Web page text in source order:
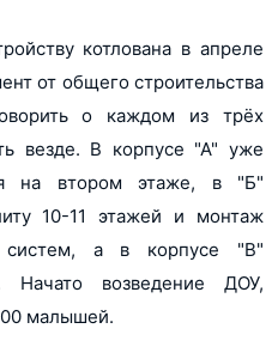
котлована в апреле
от общего строительства
о каждом из трёх
везде. В корпусе "А" уже
на втором этаже, в "Б"
10-11 этажей и монтаж
систем, а в корпусе "В"
Начато возведение ДОУ,
малышей.